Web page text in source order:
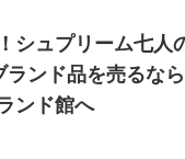
シュプリーム七人
ンド品を売るなら
ンド館へ